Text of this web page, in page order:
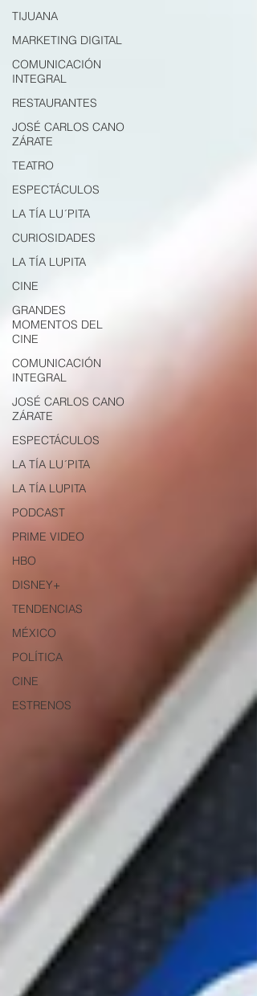
TIJUANA
MARKETING DIGITAL
COMUNICACIÓN
INTEGRAL
RESTAURANTES
JOSÉ CARLOS CANO
ZÁRATE
TEATRO
ESPECTÁCULOS
LA TÍA LU´PITA
CURIOSIDADES
LA TÍA LUPITA
CINE
GRANDES
MOMENTOS DEL
CINE
COMUNICACIÓN
INTEGRAL
JOSÉ CARLOS CANO
ZÁRATE
ESPECTÁCULOS
LA TÍA LU´PITA
LA TÍA LUPITA
PODCAST
PRIME VIDEO
HBO
DISNEY+
TENDENCIAS
MÉXICO
POLÍTICA
CINE
ESTRENOS